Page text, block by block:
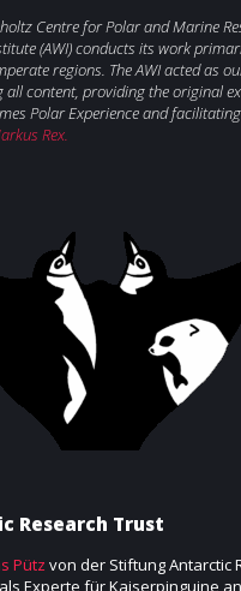
Centre for Polar and Marine
(AWI) conducts its work
regions. The AWI acted as
all content, providing the original
Polar Experience and
Rex.
Research Trust
Pütz von der Stiftung Antarctic
Experte für Kaiserpinguine